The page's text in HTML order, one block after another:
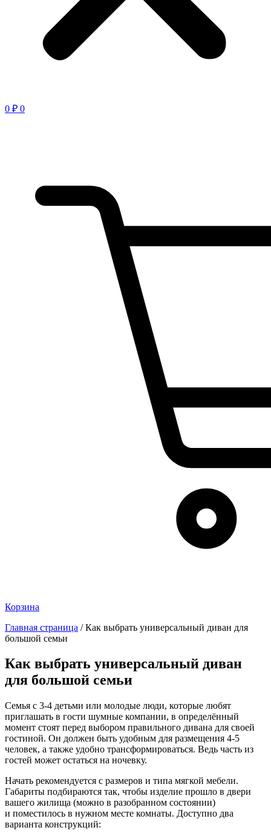
0 ₽ 0
Корзина
Главная страница /Как выбрать универсальный диван для
большой семьи
Как выбрать универсальный диван
для большой семьи
Семья с 3-4 детьми или молодые люди, которые любят
приглашать в гости шумные компании, в определённый
момент стоят перед выбором правильного дивана для своей
гостиной. Он должен быть удобным для размещения 4-5
человек, а также удобно трансформироваться. Ведь часть из
гостей может остаться на ночевку.
Начать рекомендуется с размеров и типа мягкой мебели.
Габариты подбираются так, чтобы изделие прошло в двери
вашего жилища (можно в разобранном состоянии)
и поместилось в нужном месте комнаты. Доступно два
варианта конструкций: